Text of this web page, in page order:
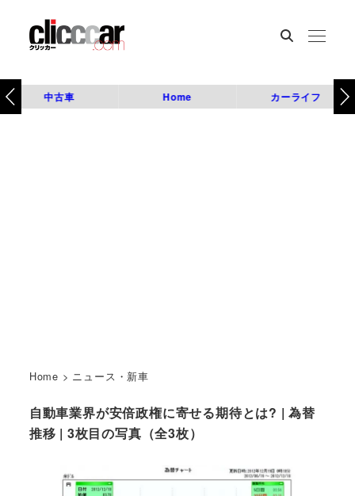
中古車 Home カーライフ
Home > ニュース・新車
自動車業界が安倍政権に寄せる期待とは? | 為替
推移 | 3枚目の写真（全3枚）